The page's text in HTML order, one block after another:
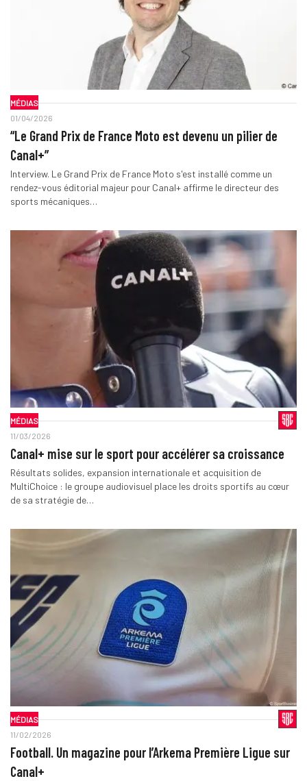
MÉDIAS
01/04/2026
“Le Grand Prix de France Moto est devenu un pilier de
Canal+”
Interview. Le Grand Prix de France Moto s'est installé comme un
rendez-vous éditorial majeur pour Canal+ affirme le directeur des
sports mécaniques…
MÉDIAS
11/03/2026
Canal+ mise sur le sport pour accélérer sa croissance
Résultats solides, expansion internationale et acquisition de
MultiChoice : le groupe audiovisuel place les droits sportifs au cœur
de sa stratégie de…
MÉDIAS
11/02/2026
Football. Un magazine pour l’Arkema Première Ligue sur
Canal+